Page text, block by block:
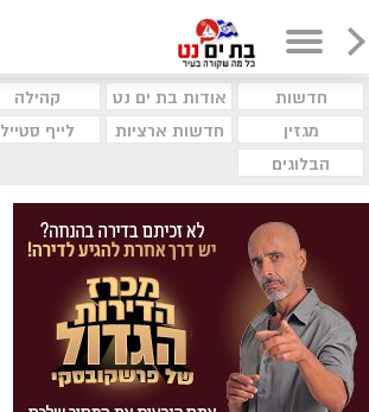
חדשות אודות בת ים נט קהילה
מגזין
חדשות ארציות לייף סטייל
הבלוגים